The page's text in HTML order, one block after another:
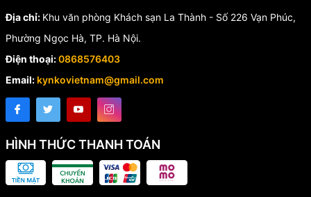
Địa chỉ: Khu văn phòng Khách sạn La Thành - Số 226 Vạn Phúc,
Phường Ngọc Hà, TP. Hà Nội.
Điện thoại:0868576403
Email: kynkovietnam@gmail.com
HÌNH THỨC THANH TOÁN